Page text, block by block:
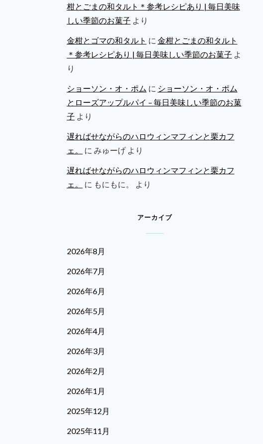
柑とごまの和タルト＊参考レシピあり | 毎日美味
しい季節のお菓子 より
金柑とゴマの和タルト に 金柑とごまの和タルト
＊参考レシピあり | 毎日美味しい季節のお菓子 よ
り
ショーソン・オ・ポム に ショーソン・オ・ポム
とローズアップルパイ – 毎日美味しい季節のお菓
子 より
遅ればせながらのハロウィンマフィンと栗カフ
ェ。
に みゅーげより
遅ればせながらのハロウィンマフィンと栗カフ
ェ。
に もにもに。 より
アーカイブ
2026年8月
2026年7月
2026年6月
2026年5月
2026年4月
2026年3月
2026年2月
2026年1月
2025年12月
2025年11月